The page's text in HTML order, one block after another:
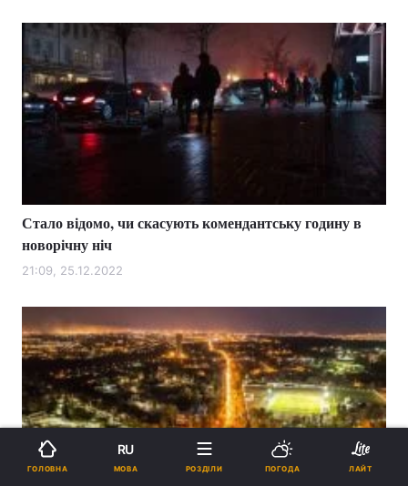
Стало відомо, чи скасують комендантську годину в
новорічну ніч
21:09, 25.12.2022
ГОЛОВНА
RU
МОВА РОЗДІЛИ ПОГОДА ЛАЙТ